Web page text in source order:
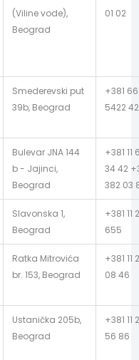
(Viline vode),
Beograd
01 02
Smederevski put
39b, Beograd
+381 66
5422
Bulevar JNA 144
b - Jajinci,
Beograd
+381 11
34 42
382 03
Slavonska 1,
Beograd
+381 11
655
Ratka Mitrovića
br. 153, Beograd
+381 11
08 46
Ustanička 205b,
Beograd
+381 11
56 86